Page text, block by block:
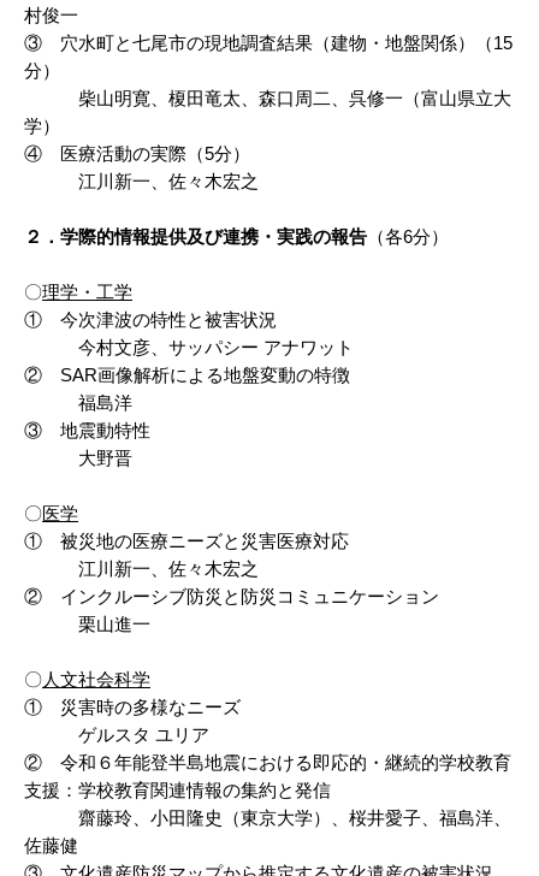
村俊一
③ 穴水町と七尾市の現地調査結果（建物・地盤関係）（15
分）
柴山明寛、榎田竜太、森口周二、呉修一（富山県立大
学）
④ 医療活動の実際（5分）
江川新一、佐々木宏之
２．学際的情報提供及び連携・実践の報告 （各6分）
〇理学・工学
① 今次津波の特性と被害状況
今村文彦、サッパシー アナワット
② SAR画像解析による地盤変動の特徴
福島洋
③ 地震動特性
大野晋
〇医学
① 被災地の医療ニーズと災害医療対応
江川新一、佐々木宏之
② インクルーシブ防災と防災コミュニケーション
栗山進一
〇人文社会科学
① 災害時の多様なニーズ
ゲルスタ ユリア
② 令和６年能登半島地震における即応的・継続的学校教育
支援：学校教育関連情報の集約と発信
齋藤玲、小田隆史（東京大学）、桜井愛子、福島洋、
佐藤健